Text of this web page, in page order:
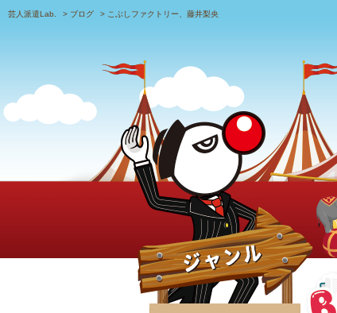
芸人派遣Lab. > ブログ > こぶしファクトリー、藤井梨央